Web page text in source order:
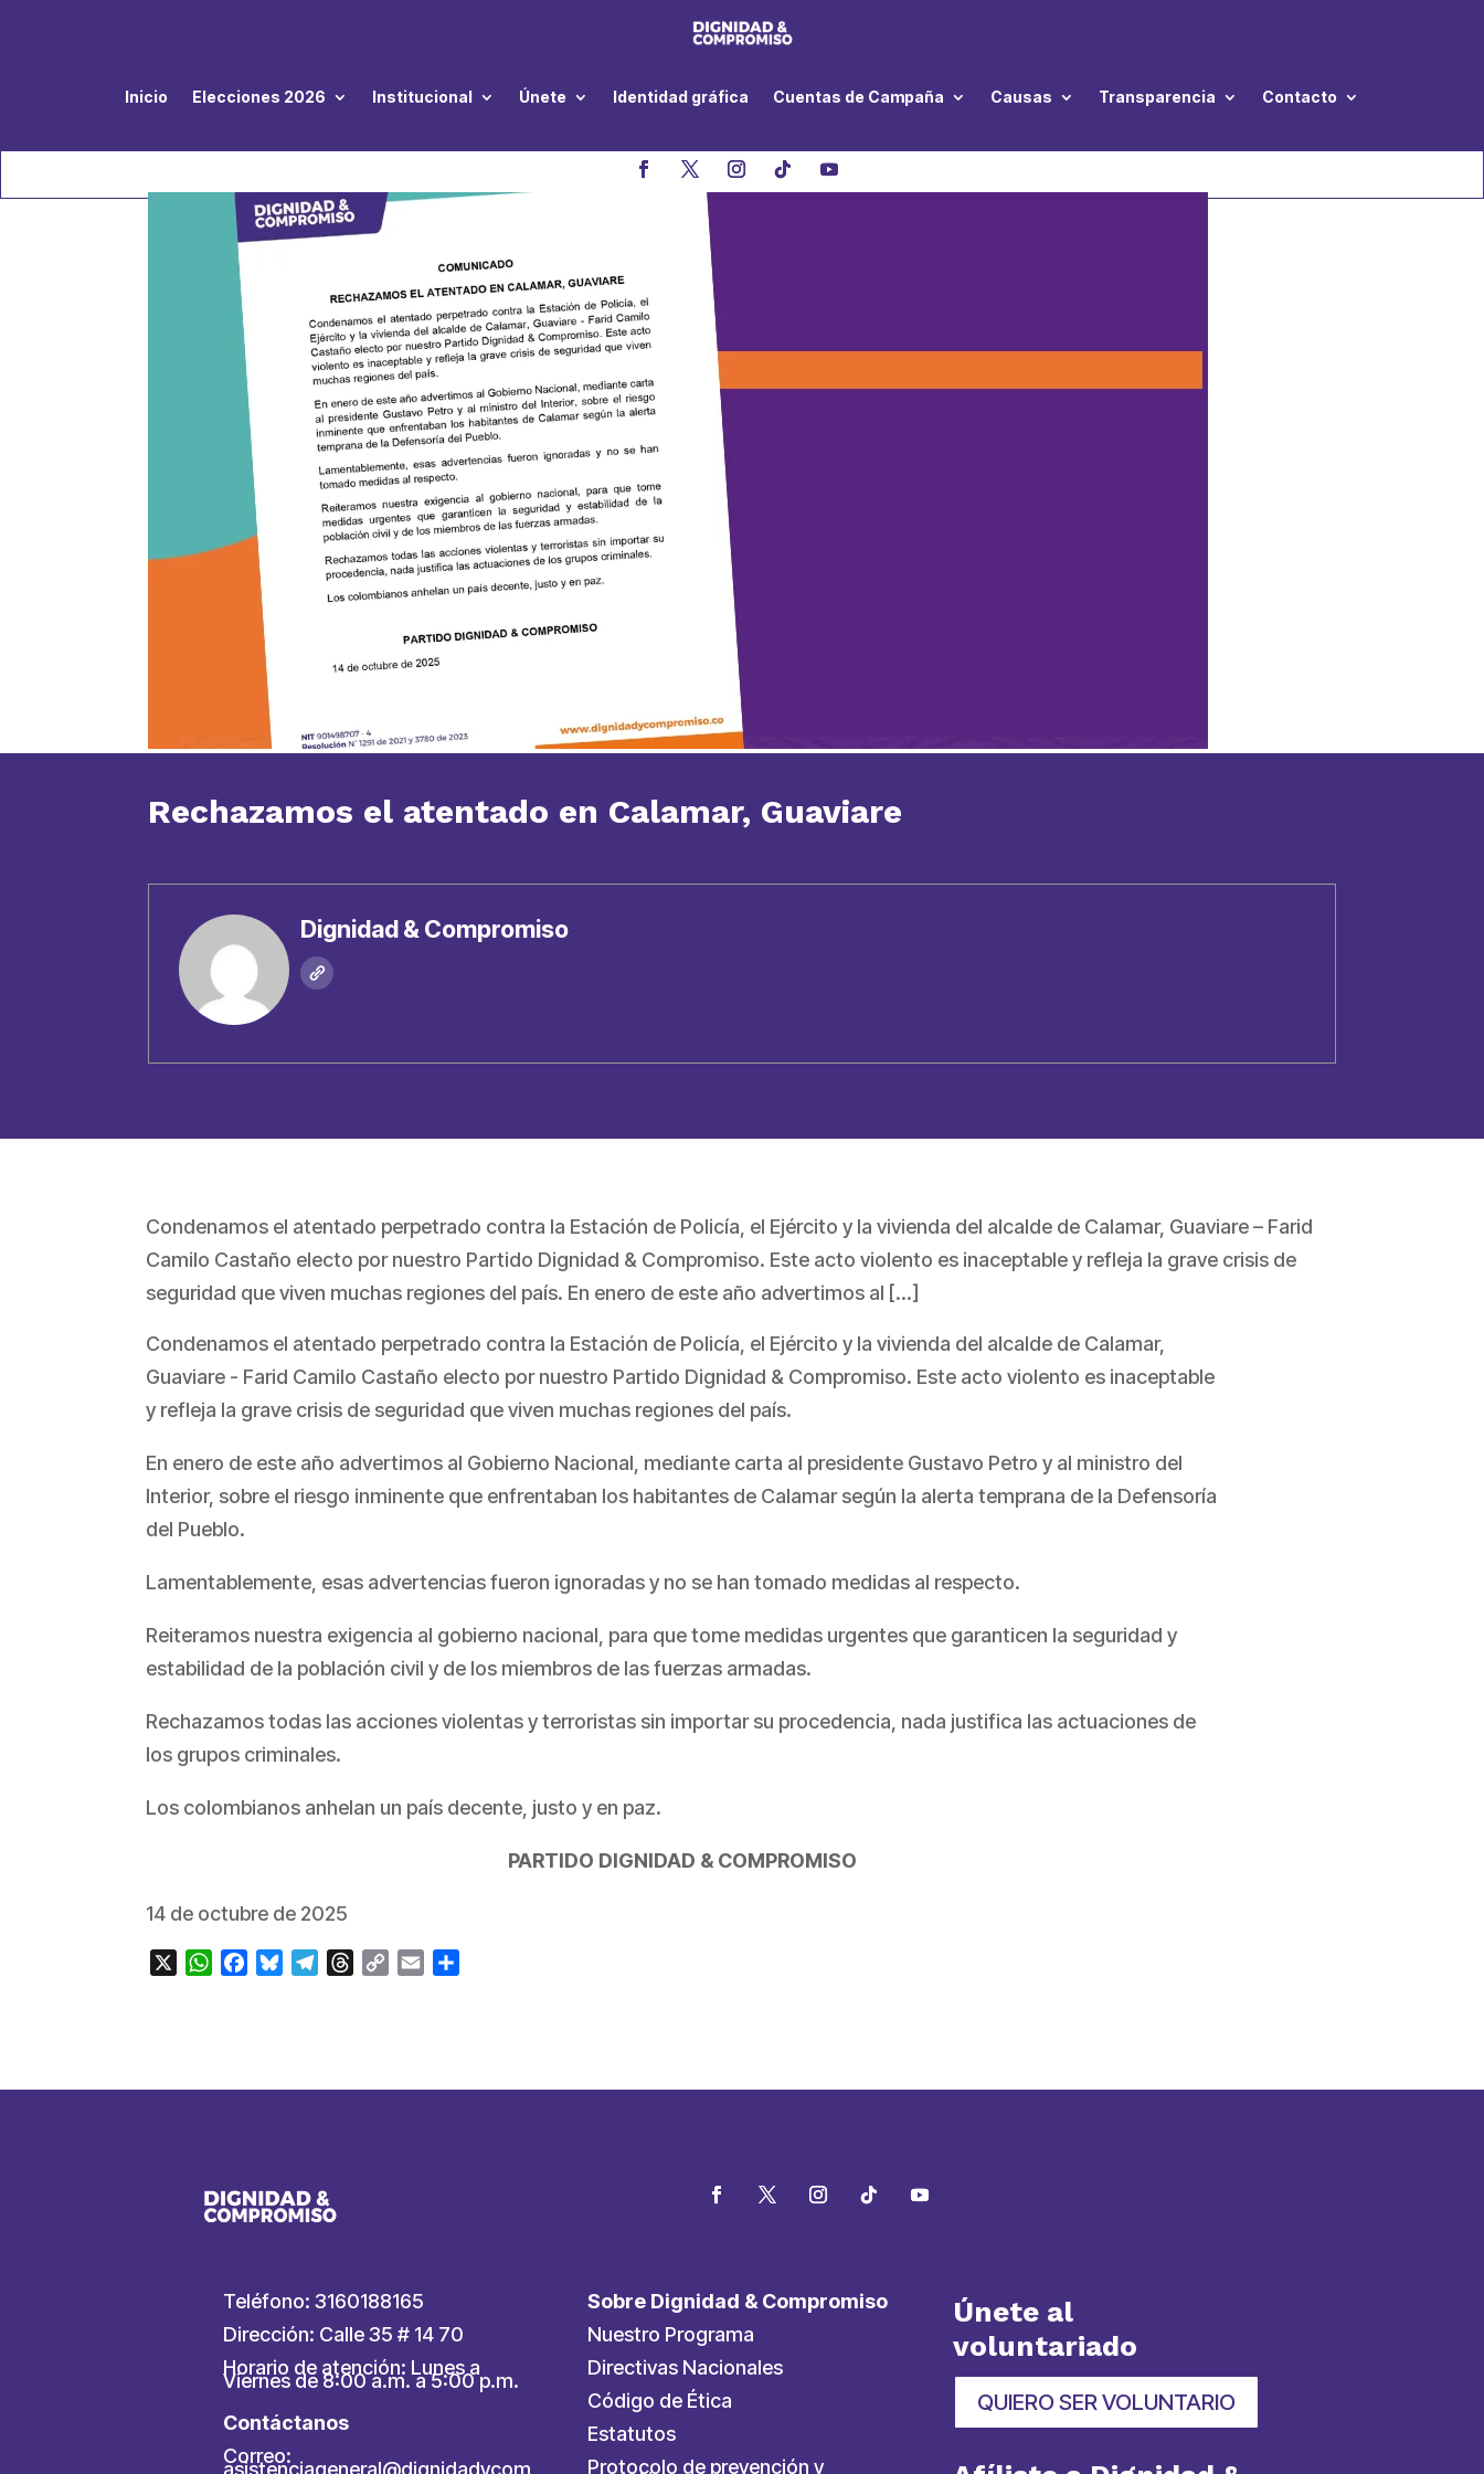
Inicio Elecciones 2026 Institucional Únete Identidad gráfica Cuentas de Campaña Causas Transparencia Contacto
Rechazamos el atentado en Calamar, Guaviare
Dignidad & Compromiso
Condenamos el atentado perpetrado contra la Estación de Policía, el Ejército y la vivienda del alcalde de Calamar, Guaviare – Farid
Camilo Castaño electo por nuestro Partido Dignidad & Compromiso. Este acto violento es inaceptable y refleja la grave crisis de
seguridad que viven muchas regiones del país. En enero de este año advertimos al […]
Condenamos el atentado perpetrado contra la Estación de Policía, el Ejército y la vivienda del alcalde de Calamar,
Guaviare - Farid Camilo Castaño electo por nuestro Partido Dignidad & Compromiso. Este acto violento es inaceptable
y refleja la grave crisis de seguridad que viven muchas regiones del país.
En enero de este año advertimos al Gobierno Nacional, mediante carta al presidente Gustavo Petro y al ministro del
Interior, sobre el riesgo inminente que enfrentaban los habitantes de Calamar según la alerta temprana de la Defensoría
del Pueblo.
Lamentablemente, esas advertencias fueron ignoradas y no se han tomado medidas al respecto.
Reiteramos nuestra exigencia al gobierno nacional, para que tome medidas urgentes que garanticen la seguridad y
estabilidad de la población civil y de los miembros de las fuerzas armadas.
Rechazamos todas las acciones violentas y terroristas sin importar su procedencia, nada justifica las actuaciones de
los grupos criminales.
Los colombianos anhelan un país decente, justo y en paz.
PARTIDO DIGNIDAD & COMPROMISO
14 de octubre de 2025
WhatsApp
FacebookBlueskyTelegramThreads
Copy Email
Teléfono: 3160188165
Dirección: Calle 35 # 14 70
Horario de atención: Lunes a
Viernes de 8:00 a.m. a 5:00 p.m.
Contáctanos
Correo:
asistenciageneral@dignidadycom
Sobre Dignidad & Compromiso
Nuestro Programa
Directivas Nacionales
Código de Ética
Estatutos
Protocolo de prevención y
Únete al
voluntariado
QUIERO SER VOLUNTARIO